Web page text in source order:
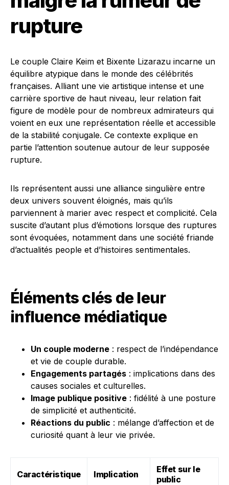
rupture
Le couple Claire Keim et Bixente Lizarazu incarne un
équilibre atypique dans le monde des célébrités
françaises. Alliant une vie artistique intense et une
carrière sportive de haut niveau, leur relation fait
figure de modèle pour de nombreux admirateurs qui
voient en eux une représentation réelle et accessible
de la stabilité conjugale. Ce contexte explique en
partie l’attention soutenue autour de leur supposée
rupture.
Ils représentent aussi une alliance singulière entre
deux univers souvent éloignés, mais qu’ils
parviennent à marier avec respect et complicité. Cela
suscite d’autant plus d’émotions lorsque des ruptures
sont évoquées, notamment dans une société friande
d’actualités people et d’histoires sentimentales.
Éléments clés de leur
influence médiatique
Un couple moderne : respect de l’indépendance
et vie de couple durable.
Engagements partagés : implications dans des
causes sociales et culturelles.
Image publique positive : fidélité à une posture
de simplicité et authenticité.
Réactions du public : mélange d’affection et de
curiosité quant à leur vie privée.
Caractéristique Implication
Effet sur le
public